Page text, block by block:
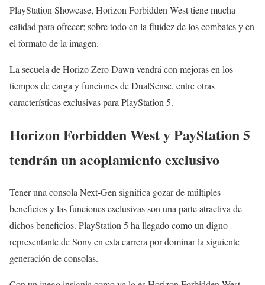
PlayStation Showcase, Horizon Forbidden West tiene mucha
calidad para ofrecer; sobre todo en la fluidez de los combates y en
el formato de la imagen.
La secuela de Horizo Zero Dawn vendrá con mejoras en los
tiempos de carga y funciones de DualSense, entre otras
características exclusivas para PlayStation 5.
Horizon Forbidden West y PayStation 5
tendrán un acoplamiento exclusivo
Tener una consola Next-Gen significa gozar de múltiples
beneficios y las funciones exclusivas son una parte atractiva de
dichos beneficios. PlayStation 5 ha llegado como un digno
representante de Sony en esta carrera por dominar la siguiente
generación de consolas.